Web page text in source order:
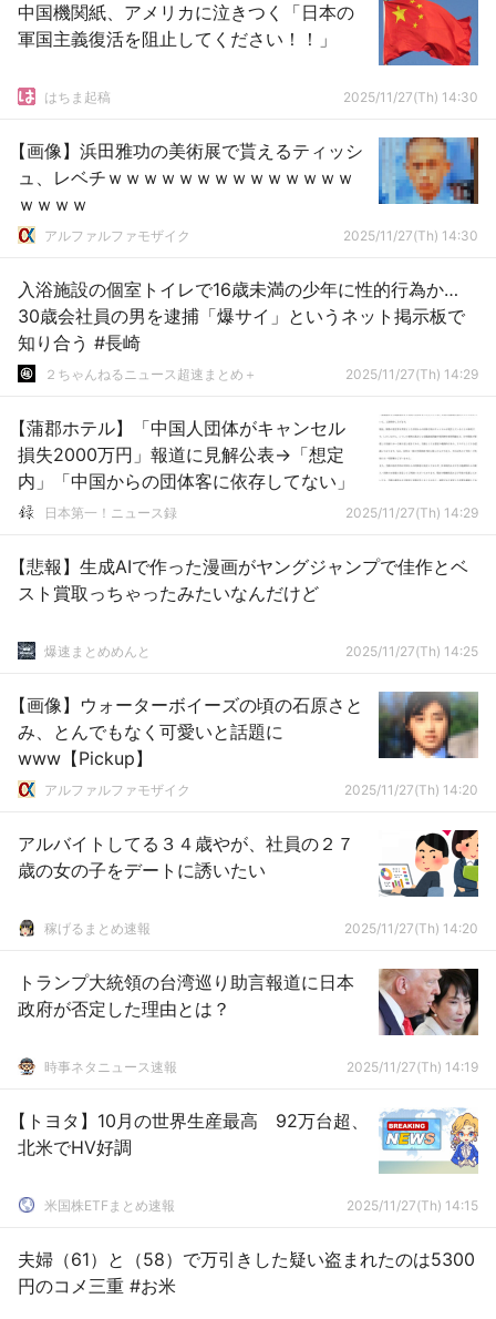
中国機関紙、アメリカに泣きつく「日本の
軍国主義復活を阻止してください！！」
はちま起稿 2025/11/27(Th) 14:30
【画像】浜田雅功の美術展で貰えるティッシ
ュ、レベチｗｗｗｗｗｗｗｗｗｗｗｗｗｗ
ｗｗｗｗ
アルファルファモザイク 2025/11/27(Th) 14:30
入浴施設の個室トイレで16歳未満の少年に性的行為か…
30歳会社員の男を逮捕「爆サイ」というネット掲示板で
知り合う #長崎
２ちゃんねるニュース超速まとめ＋ 2025/11/27(Th) 14:29
【蒲郡ホテル】「中国人団体がキャンセル
損失2000万円」報道に見解公表→「想定
内」「中国からの団体客に依存してない」
日本第一！ニュース録 2025/11/27(Th) 14:29
【悲報】生成AIで作った漫画がヤングジャンプで佳作とベ
スト賞取っちゃったみたいなんだけど
爆速まとめめんと 2025/11/27(Th) 14:25
【画像】ウォーターボイーズの頃の石原さと
み、とんでもなく可愛いと話題に
www【Pickup】
アルファルファモザイク 2025/11/27(Th) 14:20
アルバイトしてる３４歳やが、社員の２７
歳の女の子をデートに誘いたい
稼げるまとめ速報 2025/11/27(Th) 14:20
トランプ大統領の台湾巡り助言報道に日本
政府が否定した理由とは？
時事ネタニュース速報 2025/11/27(Th) 14:19
【トヨタ】10月の世界生産最高 92万台超、
北米でHV好調
米国株ETFまとめ速報 2025/11/27(Th) 14:15
夫婦（61）と（58）で万引きした疑い盗まれたのは5300
円のコメ三重 #お米